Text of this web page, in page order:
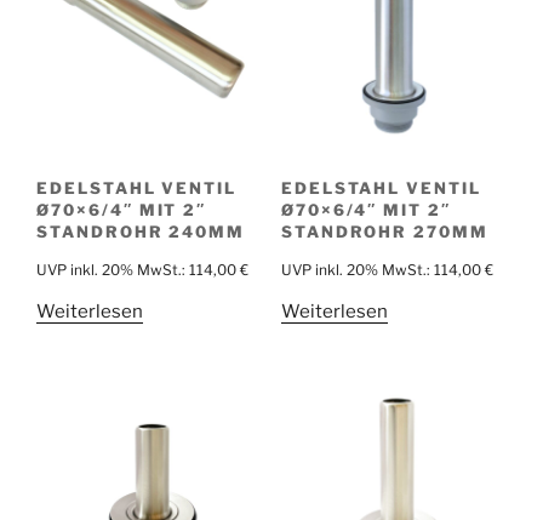
EDELSTAHL VENTIL
Ø70×6/4″ MIT 2″
STANDROHR 240MM
UVP inkl. 20% MwSt.: 114,00 €
Weiterlesen
EDELSTAHL VENTIL
Ø70×6/4″ MIT 2″
STANDROHR 270MM
UVP inkl. 20% MwSt.: 114,00 €
Weiterlesen